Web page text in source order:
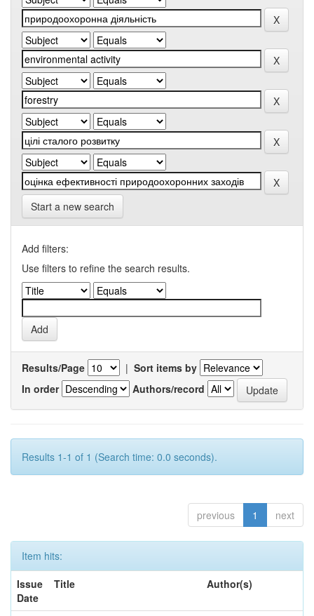
Start a new search
Add filters:
Use filters to refine the search results.
Results/Page | Sort items by
In order
Authors/record
Results 1-1 of 1 (Search time: 0.0 seconds).
previous 1 next
Item hits:
Issue
Date
Title Author(s)